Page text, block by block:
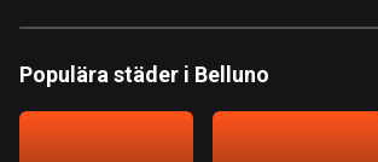
Populära städer i Belluno